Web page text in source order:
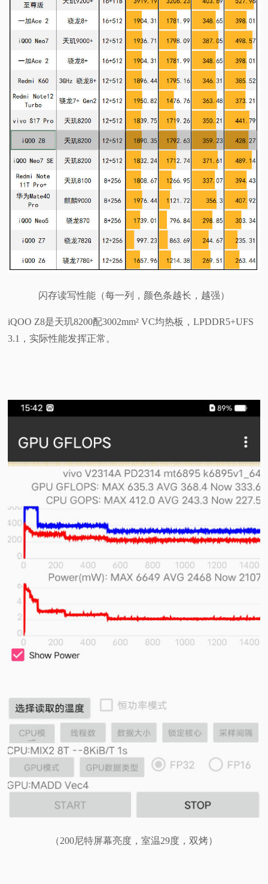
闪存读写性能（每一列，颜色条越长，越强）
iQOO Z8是天玑8200配3002mm² VC均热板，LPDDR5+UFS
3.1，实际性能发挥正常。
（200尼特屏幕亮度，室温29度，双烤）